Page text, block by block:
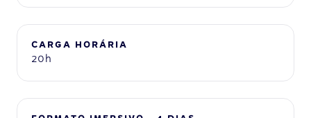
CARGA HORÁRIA
20h